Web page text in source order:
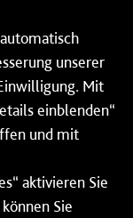
unserer
Mit
einblenden“
und mit
aktivieren Sie
Sie